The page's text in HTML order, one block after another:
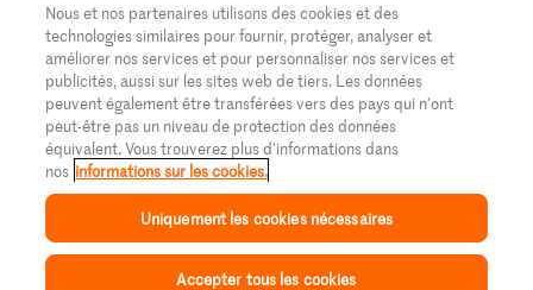
Simple & vite prêt
Apéritif
Préparations au four
Enfants & famille
Toutes les recettes
Tutoriels
Glossaire des ingrédients
Login Migusto
Magazine Migusto
Cuisiner avec Migusto
Service clientèle & contact
Publicité
Impressum
Mentions légales
Protection des données
Supermarché
Migros Online
À propos de Migros
Magasins
Cumulus
© 2026 La Fédération des coopératives Migros
DE FR IT
Nous et nos partenaires utilisons des cookies et des
technologies similaires pour fournir, protéger, analyser et
améliorer nos services et pour personnaliser nos services et
publicités, aussi sur les sites web de tiers. Les données
peuvent également être transférées vers des pays qui n'ont
peut-être pas un niveau de protection des données
équivalent. Vous trouverez plus d'informations dans
nos informations sur les cookies.
Uniquement les cookies nécessaires
Accepter tous les cookies